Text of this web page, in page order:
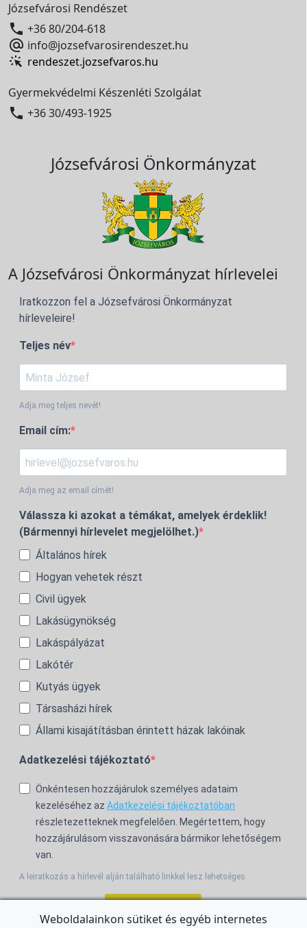
Józsefvárosi Rendészet
 +36 80/204-618
 info@jozsefvarosirendeszet.hu
rendeszet.jozsefvaros.hu
Gyermekvédelmi Készenléti Szolgálat
 +36 30/493-1925
Józsefvárosi Önkormányzat
A Józsefvárosi Önkormányzat hírlevelei
Iratkozzon fel a Józsefvárosi Önkormányzat
hírleveleire!
Teljes név
Adja meg teljes nevét!
Email cím:
Adja meg az email címét!
Válassza ki azokat a témákat, amelyek érdeklik!
(Bármennyi hírlevelet megjelölhet.)
Általános hírek
Hogyan vehetek részt
Civil ügyek
Lakásügynökség
Lakáspályázat
Lakótér
Kutyás ügyek
Társasházi hírek
Állami kisajátításban érintett házak lakóinak
Adatkezelési tájékoztató
Önkéntesen hozzájárulok személyes adataim
kezeléséhez az Adatkezelési tájékoztatóban
részletezetteknek megfelelően. Megértettem, hogy
hozzájárulásom visszavonására bármikor lehetőségem
van.
A leiratkozás a hírlevél alján található linkkel lesz lehetséges.
Weboldalainkon sütiket és egyéb internetes